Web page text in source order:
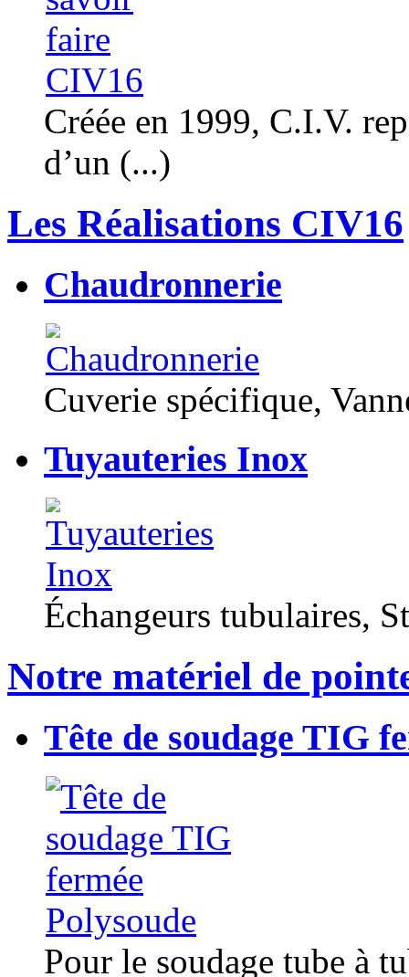
Créée en 1999, C.I.V.
d’un (...)
Les Réalisations CIV16
Chaudronnerie
Cuverie spécifique,
Tuyauteries Inox
Échangeurs tubulaires,
Notre matériel de
Tête de soudage TIG
Pour le soudage tube à